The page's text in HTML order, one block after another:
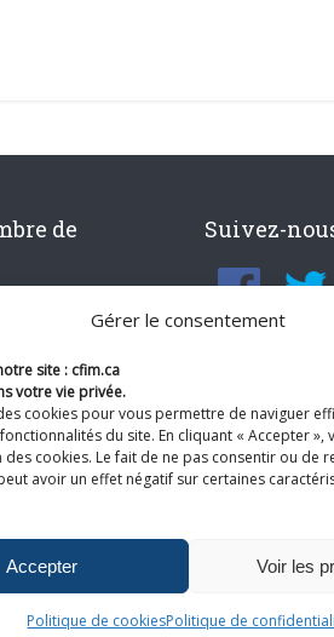
Gérer le consentement
site : cfim.ca
votre vie privée.
cookies pour vous permettre de naviguer
du site. En cliquant « Accepter »,
cookies. Le fait de ne pas consentir ou de
avoir un effet négatif sur certaines
Accepter Voir les
Politique de cookiesPolitique de
de
Suivez-